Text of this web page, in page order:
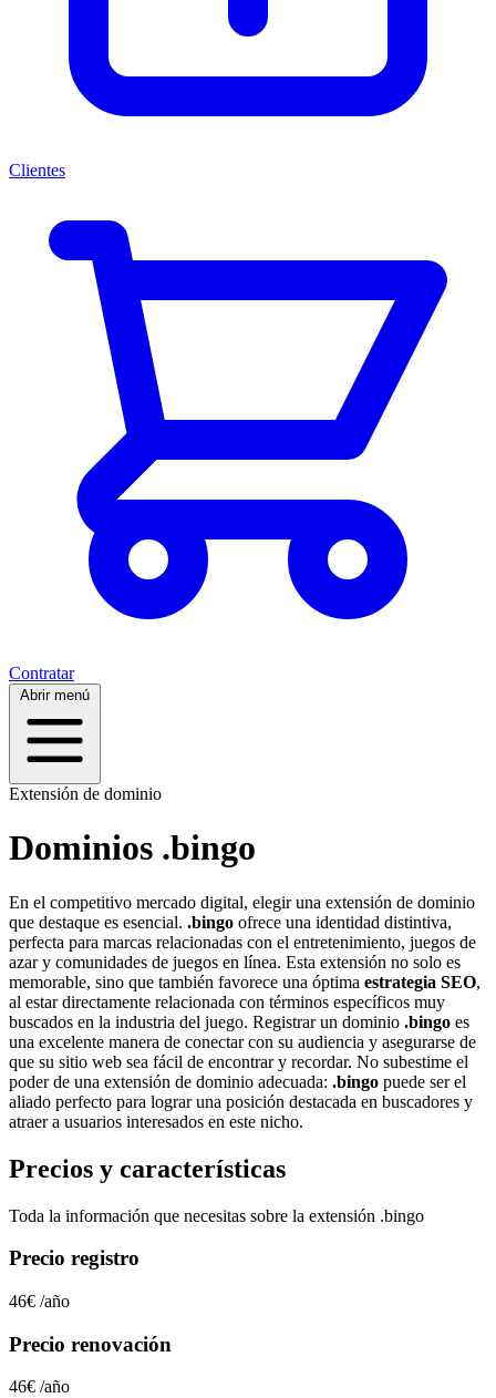
Clientes
Contratar
Abrir menú
Extensión de dominio
Dominios .bingo
En el competitivo mercado digital, elegir una extensión de dominio
que destaque es esencial. .bingo ofrece una identidad distintiva,
perfecta para marcas relacionadas con el entretenimiento, juegos de
azar y comunidades de juegos en línea. Esta extensión no solo es
memorable, sino que también favorece una óptima estrategia SEO,
al estar directamente relacionada con términos específicos muy
buscados en la industria del juego. Registrar un dominio .bingo es
una excelente manera de conectar con su audiencia y asegurarse de
que su sitio web sea fácil de encontrar y recordar. No subestime el
poder de una extensión de dominio adecuada: .bingo puede ser el
aliado perfecto para lograr una posición destacada en buscadores y
atraer a usuarios interesados en este nicho.
Precios y características
Toda la información que necesitas sobre la extensión .bingo
Precio registro
46€ /año
Precio renovación
46€ /año